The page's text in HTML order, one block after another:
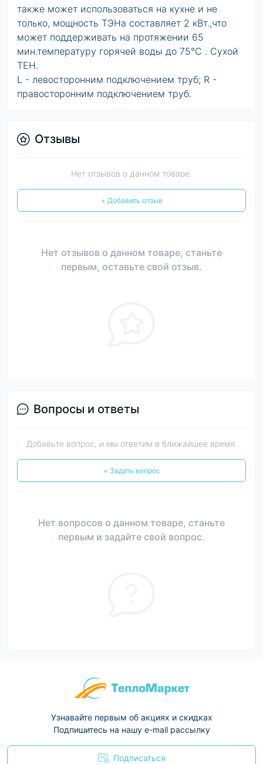
также может использоваться на кухне и не
только, мощность ТЭНа составляет 2 кВт.,что
может поддерживать на протяжении 65
мин.температуру горячей воды до 75°С . Сухой
ТЕН.
L - левосторонним подключением труб; R -
правосторонним подключением труб.
Отзывы
Нет отзывов о данном товаре.
+ Добавить отзыв
Нет отзывов о данном товаре, станьте
первым, оставьте свой отзыв.
Вопросы и ответы
Добавьте вопрос, и мы ответим в ближайшее время.
+ Задать вопрос
Нет вопросов о данном товаре, станьте
первым и задайте свой вопрос.
Узнавайте первым об акциях и скидках
Подпишитесь на нашу e-mail рассылку
Подписаться